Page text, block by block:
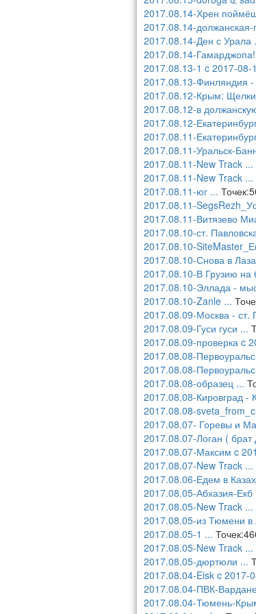
2017.08.14-Хрен
2017.08.14-
2017.08.14-Ден с Урала
2017.08.14-
2017.08.13-1 c 2017-08-
2017.08.13-Финляндия
2017.08.12-Крым:
2017.08.12-в
2017.08.12-
2017.08.11-
2017.08.11-Уральск-
2017.08.11-New Track ...
2017.08.11-New Track ...
2017.08.11-юг ...
2017.08.11-
2017.08.11-Витязево
2017.08.10-ст.
2017.08.10-
2017.08.10-Снова в
2017.08.10-В Грузию на
2017.08.10-Эллада -
2017.08.10-Zanle ...
2017.08.09-Москва - ст.
2017.08.09-Гуси гуси ...
2017.08.09-проверка c
2017.08.08-
2017.08.08-
2017.08.08-образец ...
2017.08.08-Кировград -
2017.08.08-
2017.08.07- Горевы и
2017.08.07-Логан (
2017.08.07-Максим c
2017.08.07-New Track ...
2017.08.06-Едем в
2017.08.05-Абхазия-Екб
2017.08.05-New Track ...
2017.08.05-из Тюмени в
2017.08.05-1 ...
2017.08.05-New Track ...
2017.08.05-дюртюли ...
2017.08.04-Eisk c 2017-
2017.08.04-ПВК-
2017.08.04-Тюмень-